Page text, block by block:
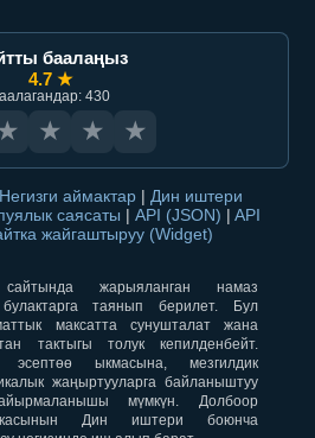
баалаңыз
4.7 ★
430
★ ★ ★
Негизги аймактар | Дин иштери
саясаты | API (JSON) | API
жайгаштыруу (Widget)
сайтында жарыяланган намаз
таянып берилет. Бул
максатта сунушталат жана
тактыгы толук кепилденбейт.
эсептөө ыкмасына, мезгилдик
жаңыртууларга байланыштуу
мүмкүн. Долбоор
Дин иштери боюнча